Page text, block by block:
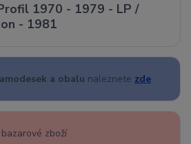
1970 - 1979 - LP /
- 1981
a obalu naleznete zde
zboží